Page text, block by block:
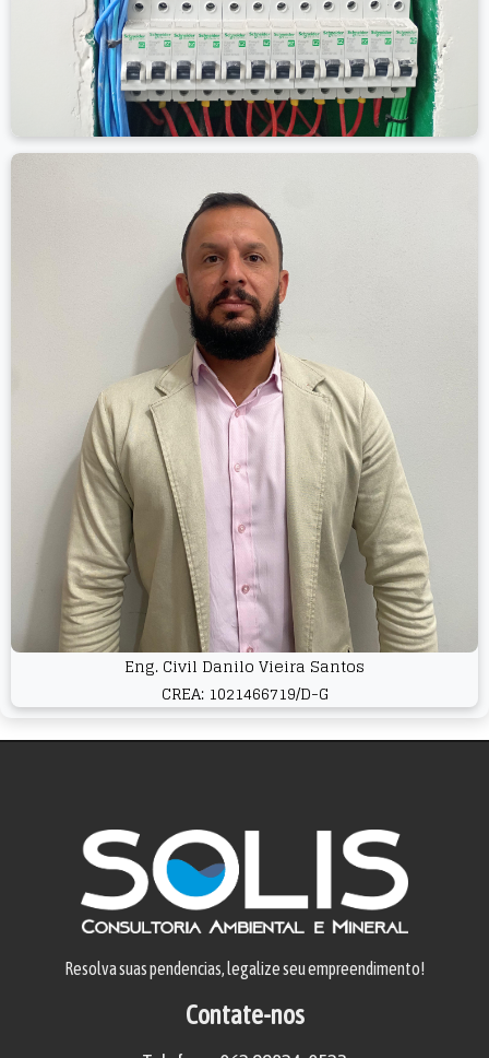
Eng. Civil Danilo Vieira Santos
CREA: 1021466719/D-G
Resolva suas pendencias, legalize seu empreendimento!
Contate-nos